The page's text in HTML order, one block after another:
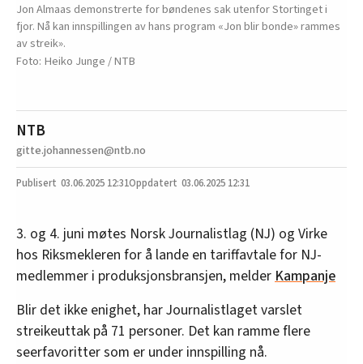
Jon Almaas demonstrerte for bøndenes sak utenfor Stortinget i
fjor. Nå kan innspillingen av hans program «Jon blir bonde» rammes
av streik».
Heiko Junge / NTB
NTB
gitte.johannessen@ntb.no
03.06.2025 12:31 03.06.2025 12:31
3. og 4. juni møtes Norsk Journalistlag (NJ) og Virke
hos Riksmekleren for å lande en tariffavtale for NJ-
medlemmer i produksjonsbransjen, melderKampanje
Blir det ikke enighet, har Journalistlaget varslet
streikeuttak på 71 personer. Det kan ramme flere
seerfavoritter som er under innspilling nå.